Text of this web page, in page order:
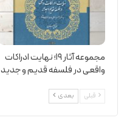
مجموعه آثار 19؛ نهایت ادراکات
واقعی در فلسفه قدیم و جدید
قبلی بعدی